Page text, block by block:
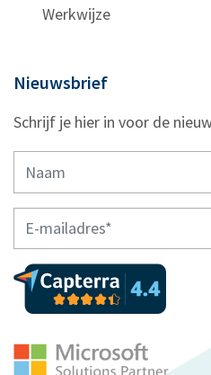
Werkwijze
Nieuwsbrief
Schrijf je hier in voor de